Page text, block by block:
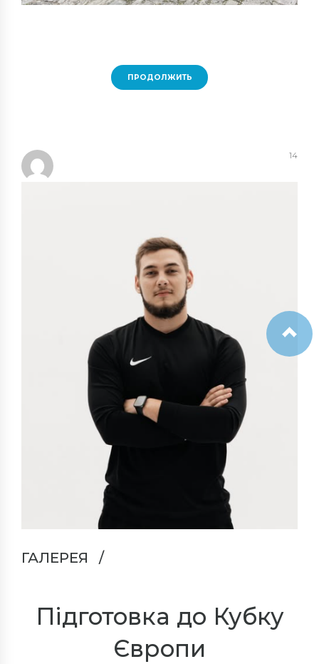
ПРОДОЛЖИТЬ
14
ГАЛЕРЕЯ
Підготовка до Кубку
Європи